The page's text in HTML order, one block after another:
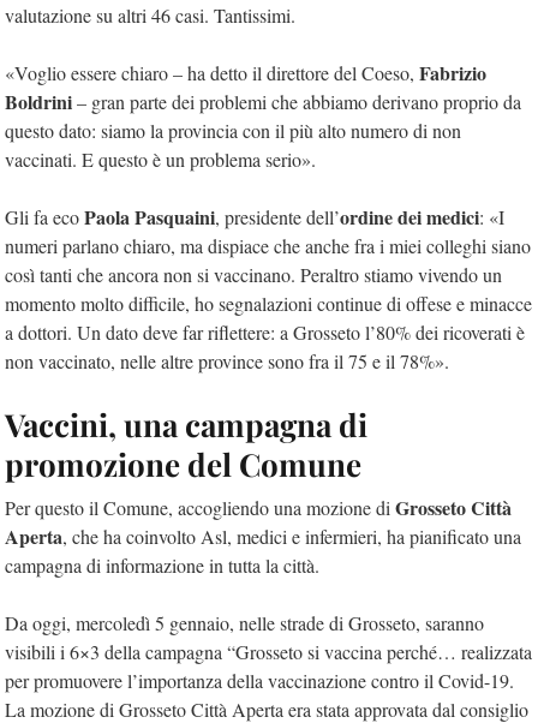
valutazione su altri 46 casi. Tantissimi.
«Voglio essere chiaro – ha detto il direttore del Coeso, Fabrizio
Boldrini– gran parte dei problemi che abbiamo derivano proprio da
questo dato: siamo la provincia con il più alto numero di non
vaccinati. E questo è un problema serio».
Gli fa ecoPaola Pasquaini, presidente dell’ordine dei medici: «I
numeri parlano chiaro, ma dispiace che anche fra i miei colleghi siano
così tanti che ancora non si vaccinano. Peraltro stiamo vivendo un
momento molto difficile, ho segnalazioni continue di offese e minacce
a dottori. Un dato deve far riflettere: a Grosseto l’80% dei ricoverati è
non vaccinato, nelle altre province sono fra il 75 e il 78%».
Vaccini, una campagna di
promozione del Comune
Per questo il Comune, accogliendo una mozione di Grosseto Città
Aperta, che ha coinvolto Asl, medici e infermieri, ha pianificato una
campagna di informazione in tutta la città.
Da oggi, mercoledì 5 gennaio, nelle strade di Grosseto, saranno
visibili i 6×3 della campagna “Grosseto si vaccina perché… realizzata
per promuovere l’importanza della vaccinazione contro il Covid-19.
La mozione di Grosseto Città Aperta era stata approvata dal consiglio